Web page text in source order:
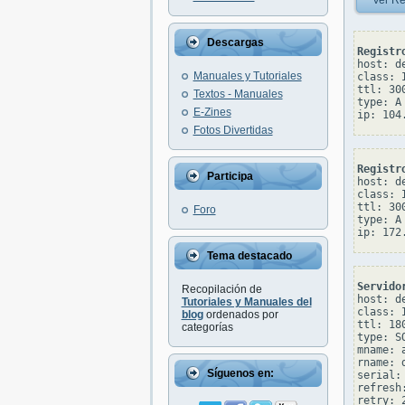
Descargas
Manuales y Tutoriales
Textos - Manuales
E-Zines
Fotos Divertidas
Participa
Foro
Tema destacado
Recopilación de
Tutoriales y Manuales del
blogordenados por
categorías
Síguenos en:
host:
class:
ttl:
type: A
host:
class:
ttl:
type: A
host:
class:
ttl:
type:
rname:
serial:
retry: